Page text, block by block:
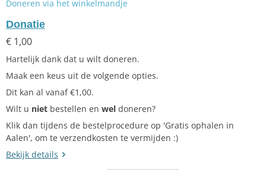
Doneren via het winkelmandje
Donatie
€ 1,00
Hartelijk dank dat u wilt doneren.
Maak een keus uit de volgende opties.
Dit kan al vanaf €1,00.
Wilt u niet bestellen en wel doneren?
Klik dan tijdens de bestelprocedure op 'Gratis ophalen in
Aalen', om te verzendkosten te vermijden :)
Bekijk details